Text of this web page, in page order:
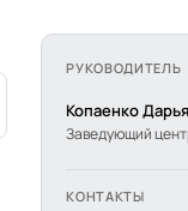
РУКОВОДИТЕЛЬ
Копаенко
Заведующий
КОНТАКТЫ